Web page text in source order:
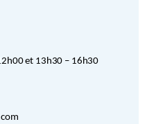
et 13h30 – 16h30